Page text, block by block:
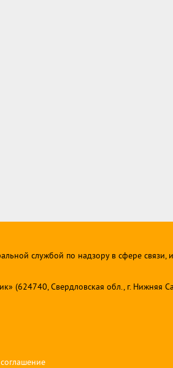
службой по надзору в сфере связи,
(624740, Свердловская обл., г. Нижняя